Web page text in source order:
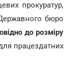
прокуратур,
бюро
до розміру
працездатних